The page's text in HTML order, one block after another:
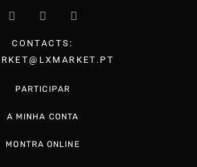
CONTACTS:
PARTICIPAR
A MINHA CONTA
MONTRA ONLINE